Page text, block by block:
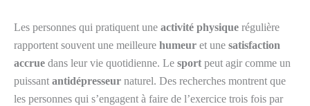
Les personnes qui pratiquent une activité physique régulière
rapportent souvent une meilleure humeur et une satisfaction
accrue dans leur vie quotidienne. Le sport peut agir comme un
puissant antidépresseur naturel. Des recherches montrent que
les personnes qui s’engagent à faire de l’exercice trois fois par